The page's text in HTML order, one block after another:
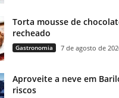
Torta mousse de
recheado
Gastronomia 7 de agosto de
Aproveite a neve em
riscos